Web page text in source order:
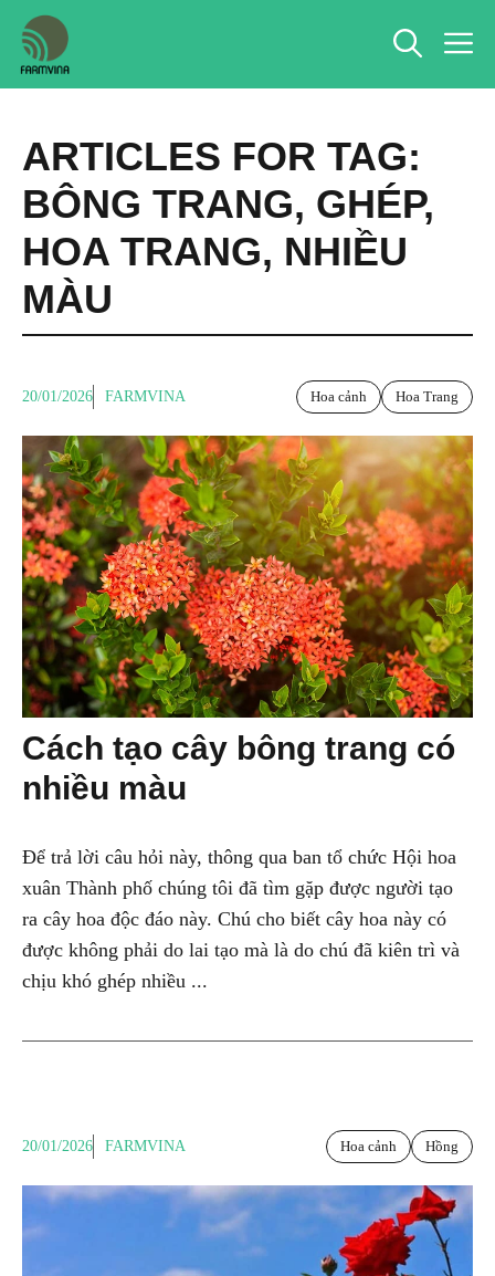
Chuyển
đến
nội
ARTICLES FOR TAG:
BÔNG TRANG, GHÉP,
HOA TRANG, NHIỀU
MÀU
20/01/2026 FARMVINA Hoa cảnh Hoa Trang
Cách tạo cây bông trang có
nhiều màu
Để trả lời câu hỏi này, thông qua ban tổ chức Hội hoa
xuân Thành phố chúng tôi đã tìm gặp được người tạo
ra cây hoa độc đáo này. Chú cho biết cây hoa này có
được không phải do lai tạo mà là do chú đã kiên trì và
chịu khó ghép nhiều ...
20/01/2026 FARMVINA Hoa cảnh Hồng